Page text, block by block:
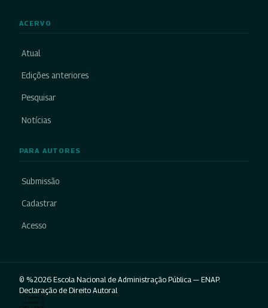
ACERVO
Atual
Edições anteriores
Pesquisar
Notícias
PARA AUTORES
Submissão
Cadastrar
Acesso
© %2026 Escola Nacional de Administração Pública — ENAP.
Declaração de Direito Autoral